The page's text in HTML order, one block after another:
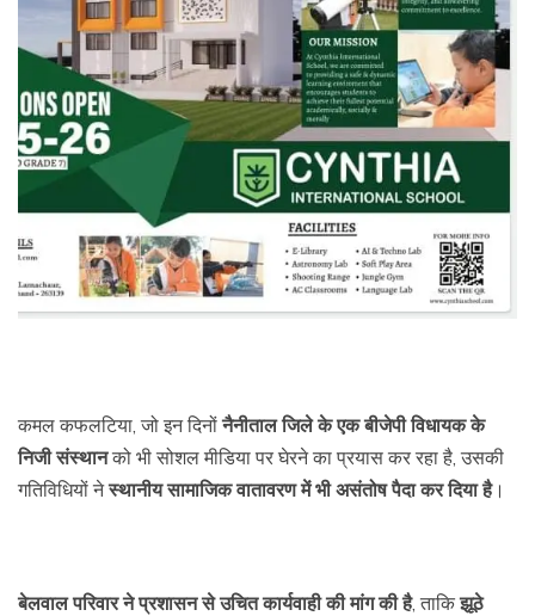
कमल कफलटिया, जो इन दिनोंनैनीताल जिले के एक बीजेपी विधायक के
निजी संस्थानको भी सोशल मीडिया पर घेरने का प्रयास कर रहा है, उसकी
गतिविधियों नेस्थानीय सामाजिक वातावरण में भी असंतोष पैदा कर दिया है।
बेलवाल परिवार ने प्रशासन से उचित कार्यवाही की मांग की है, ताकिझूठे